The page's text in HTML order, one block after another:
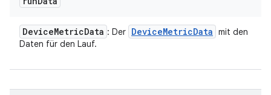
DeviceMetricData : Der DeviceMetricData mit den
Daten für den Lauf.